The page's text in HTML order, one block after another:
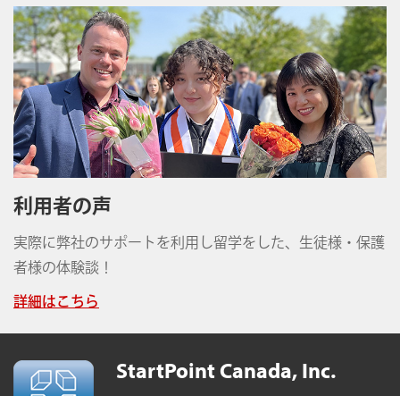
利用者の声
実際に弊社のサポートを利用し留学をした、生徒様・保護
者様の体験談！
詳細はこちら
StartPoint Canada, Inc.